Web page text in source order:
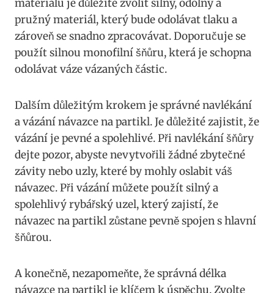
materiálu je důležité zvolit ‌silný, odolný a
pružný‌ materiál, ⁣který bude odolávat‍ tlaku a⁤
zároveň ‌se snadno zpracovávat. Doporučuje se
použít silnou monofilní šňůru, která je schopna
odolávat váze vázaných částic.
Dalším důležitým krokem je správné navlékání
a vázání návazce ⁣na partikl. Je důležité zajistit, že
vázání ‍je pevné a spolehlivé. Při navlékání šňůry‍
dejte pozor, abyste nevytvořili žádné zbytečné
závity nebo uzly, které by mohly oslabit váš
návazec. Při vázání můžete použít ‍silný a
spolehlivý rybářský⁣ uzel, který zajistí, že
návazec na partikl zůstane pevně spojen s hlavní
⁤šňůrou.
A konečně, nezapomeňte, že správná délka
návazce na partikl je klíčem k úspěchu. Zvolte⁣